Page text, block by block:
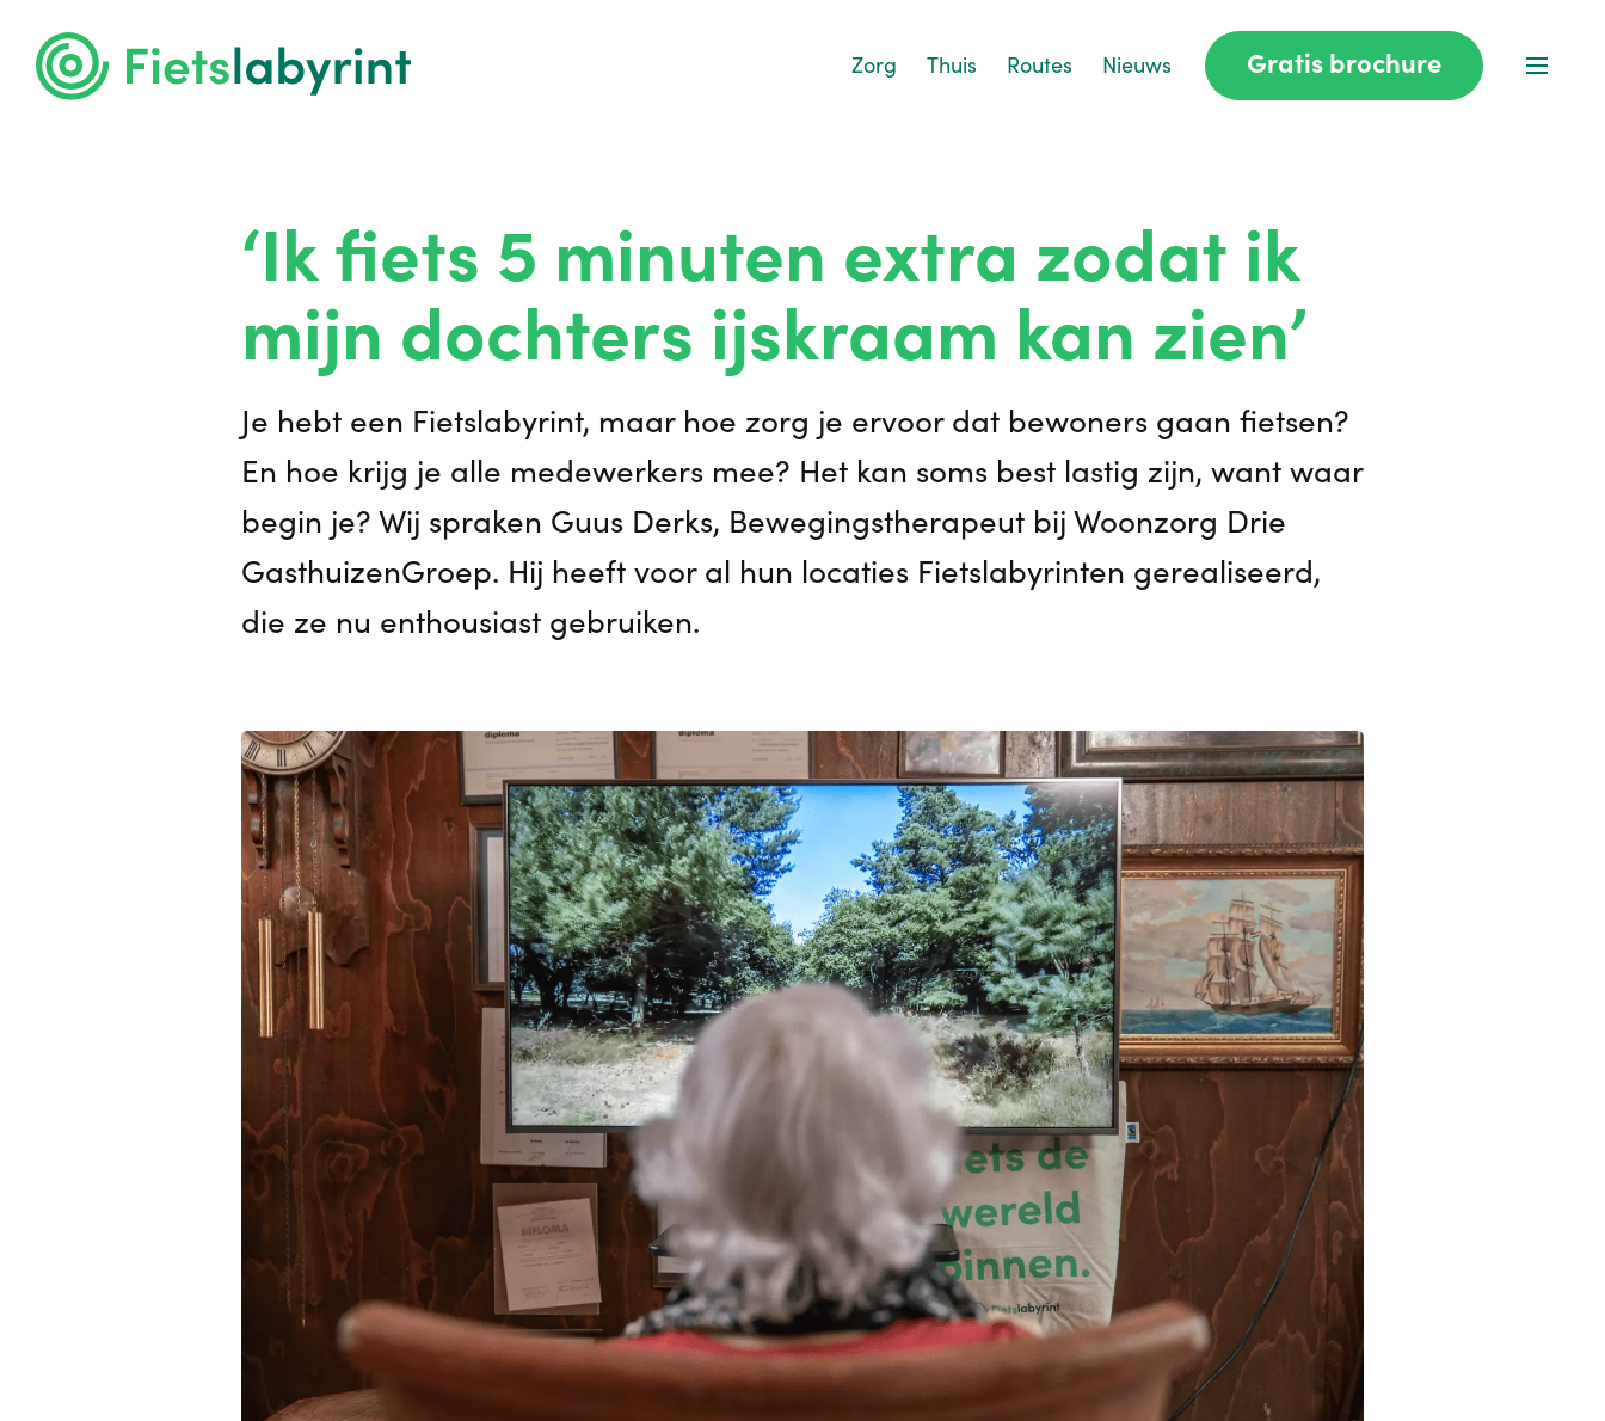
Zorg Thuis Routes Nieuws Gratis brochure
‘Ik fiets 5 minuten extra zodat ik
mijn dochters ijskraam kan zien’
Je hebt een Fietslabyrint, maar hoe zorg je ervoor dat bewoners gaan fietsen?
En hoe krijg je alle medewerkers mee? Het kan soms best lastig zijn, want waar
begin je? Wij spraken Guus Derks, Bewegingstherapeut bij Woonzorg Drie
GasthuizenGroep. Hij heeft voor al hun locaties Fietslabyrinten gerealiseerd,
die ze nu enthousiast gebruiken.